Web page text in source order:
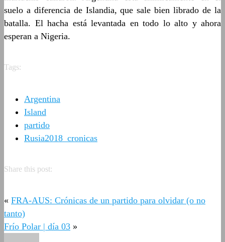
suelo a diferencia de Islandia, que sale bien librado de la
batalla. El hacha está levantada en todo lo alto y ahora
esperan a Nigeria.
Tags:
Argentina
Island
partido
Rusia2018_cronicas
Share this post:
« FRA-AUS: Crónicas de un partido para olvidar (o no
tanto)
Frío Polar | día 03 »